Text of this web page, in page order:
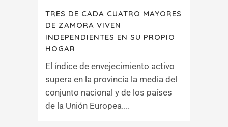
TRES DE CADA CUATRO MAYORES
DE ZAMORA VIVEN
INDEPENDIENTES EN SU PROPIO
HOGAR
El índice de envejecimiento activo
supera en la provincia la media del
conjunto nacional y de los países
de la Unión Europea....